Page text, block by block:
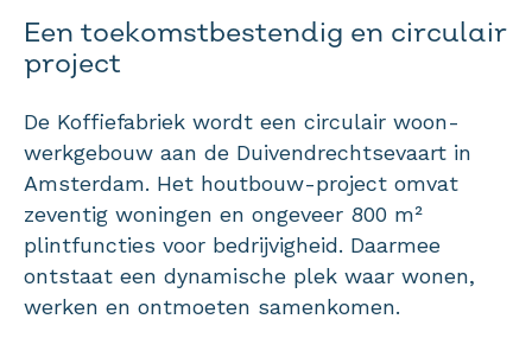
Een toekomstbestendig en circulair
project
De Koffiefabriek wordt een circulair woon-
werkgebouw aan de Duivendrechtsevaart in
Amsterdam. Het houtbouw-project omvat
zeventig woningen en ongeveer 800 m²
plintfuncties voor bedrijvigheid. Daarmee
ontstaat een dynamische plek waar wonen,
werken en ontmoeten samenkomen.